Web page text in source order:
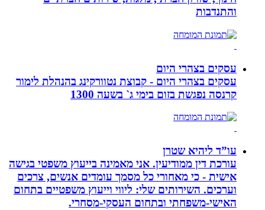
והתנדבות
עסקים בצהרי היום
עסקים בצהרי היום - קבוצת נטוורקינג בהנהלת לימור
קרנסה נפגשת בזום בימי ג` בשעה 1300
עו”ד ליהיא שטרן
עורכת דין ממודיעין. אני מאמינה בייעוץ משפטי בגישה
אישית - כי מאחורי כל מסמך עומדים אנשים, צרכים
וערכים. השירותים שלי: ליווי וייעוץ משפטיים בתחום
האישי-משפחתי ובתחום העסקי-מסחרי.